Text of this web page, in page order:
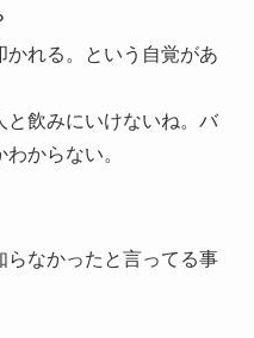
かれる。という自覚があ
と飲みにいけないね。バ
からない。
らなかったと言ってる事